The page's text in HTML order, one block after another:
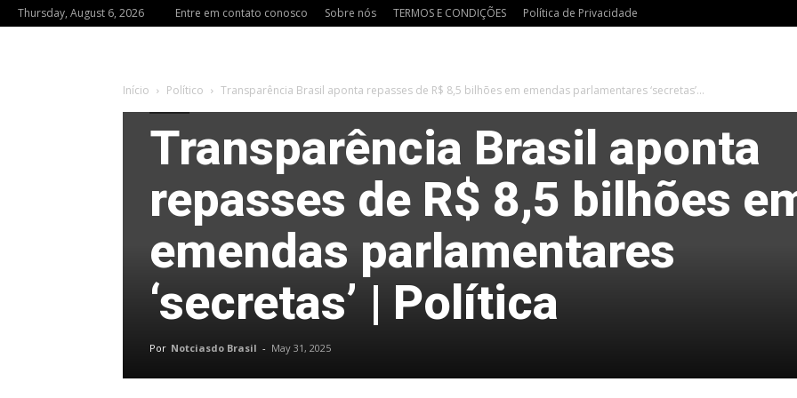
Thursday, August 6, 2026 Entre em contato conosco Sobre nós TERMOS E CONDIÇÕES Política de Privacidade
Início Político Transparência Brasil aponta repasses de R$ 8,5 bilhões em emendas parlamentares ‘secretas’...
Transparência Brasil aponta
repasses de R$ 8,5 bilhões
emendas parlamentares
‘secretas’ | Política
Por Notciasdo Brasil - May 31, 2025